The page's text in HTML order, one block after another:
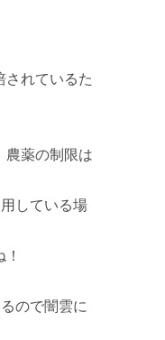
されているた
農薬の制限は
している場
ので闇雲に